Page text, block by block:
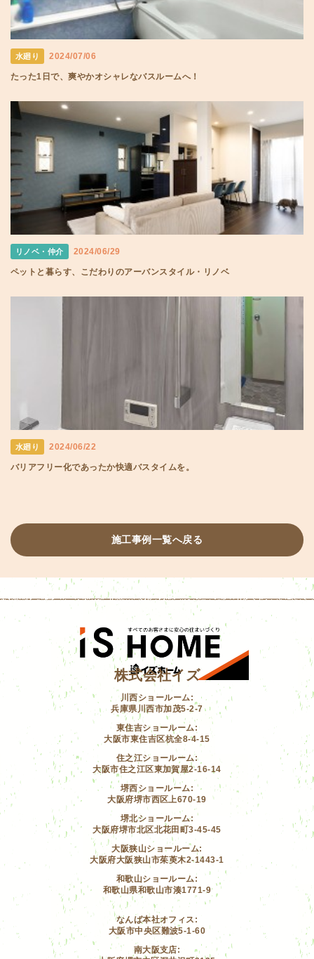
水廻り 2024/07/06
たった1日で、爽やかオシャレなバスルームへ！
リノベ・仲介 2024/06/29
ペットと暮らす、こだわりのアーバンスタイル・リノベ
水廻り 2024/06/22
バリアフリー化であったか快適バスタイムを。
施工事例一覧へ戻る
株式会社イズ
川西ショールーム:
兵庫県川西市加茂5-2-7
東住吉ショールーム:
大阪市東住吉区杭全8-4-15
住之江ショールーム:
大阪市住之江区東加賀屋2-16-14
堺西ショールーム:
大阪府堺市西区上670-19
堺北ショールーム:
大阪府堺市北区北花田町3-45-45
大阪狭山ショールーム:
大阪府大阪狭山市茱萸木2-1443-1
和歌山ショールーム:
和歌山県和歌山市湊1771-9
なんば本社オフィス:
大阪市中央区難波5-1-60
南大阪支店: